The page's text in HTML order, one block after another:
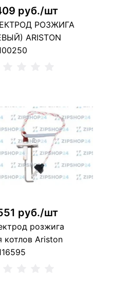
руб./шт
РОЗЖИГА
ARISTON
о поступлении
Нет в наличии, можно заказать
руб./шт
розжига
котлов Ariston